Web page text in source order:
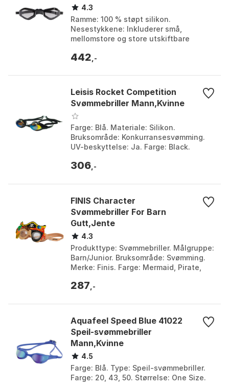
4.3
Ramme: 100 % støpt silikon.
Nesestykkene: Inkluderer små,
mellomstore og store utskiftbare
Komfort: Grunne pakninger for st...
442 ,-
Leisis Rocket Competition
Svømmebriller Mann,Kvinne
Farge: Blå. Materiale: Silikon.
Bruksområde: Konkurransesvømming.
UV-beskyttelse: Ja. Farge: Black.
306 ,-
FINIS Character
Svømmebriller For Barn
Gutt,Jente
4.3
Produkttype: Svømmebriller. Målgruppe:
Barn/Junior. Bruksområde: Svømming.
Merke: Finis. Farge: Mermaid, Pirate,
287 ,-
Aquafeel Speed Blue 41022
Speil-svømmebriller
Mann,Kvinne
4.5
Farge: Blå. Type: Speil-svømmebriller.
Farge: 20, 43, 50. Størrelse: One Size.